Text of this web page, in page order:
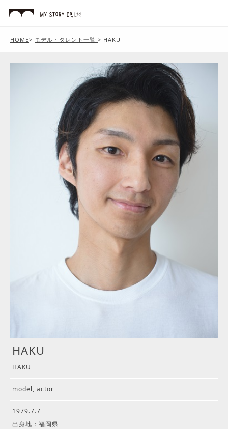
HOME> モデル・タレント一覧 > HAKU
HAKU
HAKU
model, actor
1979.7.7
出身地：福岡県